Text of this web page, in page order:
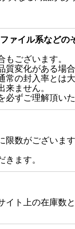
ァイル系などの
ございます。
変化がある場合
の封入率とは
ません。
ずご理解頂い
数がございま
ます。
ト上の在庫数